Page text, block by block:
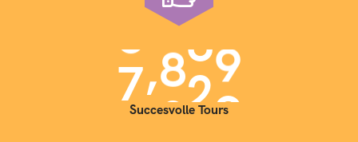
7,000
Succesvolle Tours